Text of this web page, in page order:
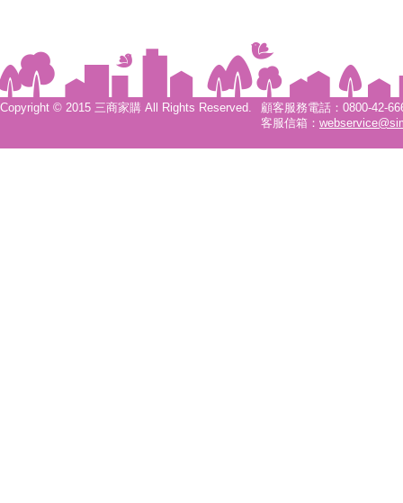
Copyright © 2015 三商家購 All Rights Reserved.
顧客服務電話：0800-42-
客服信箱：